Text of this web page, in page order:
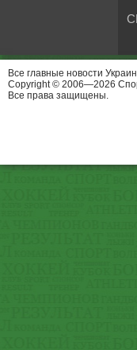
Все главные новости
Copyright © 2006—2026
Все права защищены.